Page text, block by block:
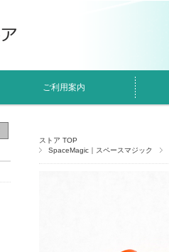
ご利用案内
ストア TOP
SpaceMagic｜スペースマジック